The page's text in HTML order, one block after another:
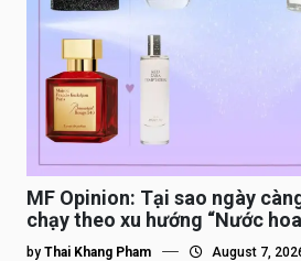
MF Opinion: Tại sao ngày
chạy theo xu hướng “Nước
by Thai Khang Pham August 7,